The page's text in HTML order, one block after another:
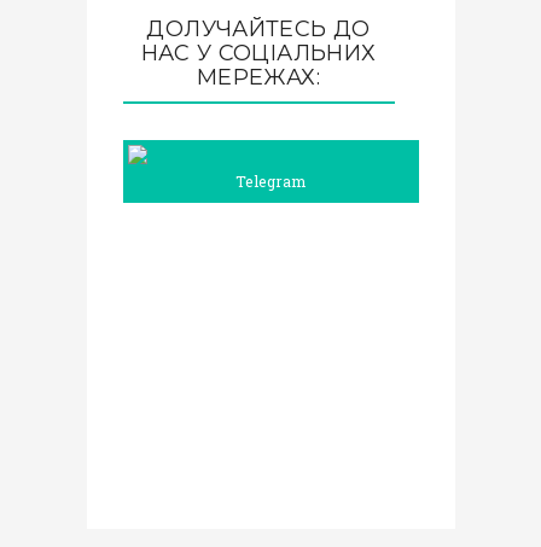
ДОЛУЧАЙТЕСЬ ДО
НАС У СОЦІАЛЬНИХ
МЕРЕЖАХ:
Telegram